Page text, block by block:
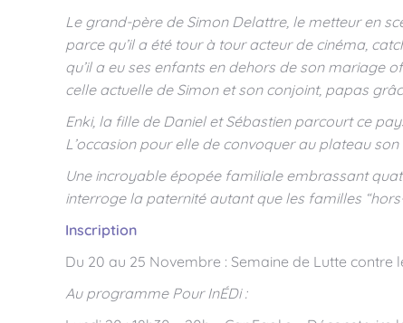
Le grand-père de Simon Delattre, le metteur en
parce qu’il a été tour à tour acteur de cinéma,
qu’il a eu ses enfants en dehors de son mariage
celle actuelle de Simon et son conjoint, papas
Enki, la fille de Daniel et Sébastien parcourt ce
L’occasion pour elle de convoquer au plateau
Une incroyable épopée familiale embrassant
interroge la paternité autant que les familles
Inscription
Du 20 au 25 Novembre : Semaine de Lutte contre
Au programme Pour InÉDi :